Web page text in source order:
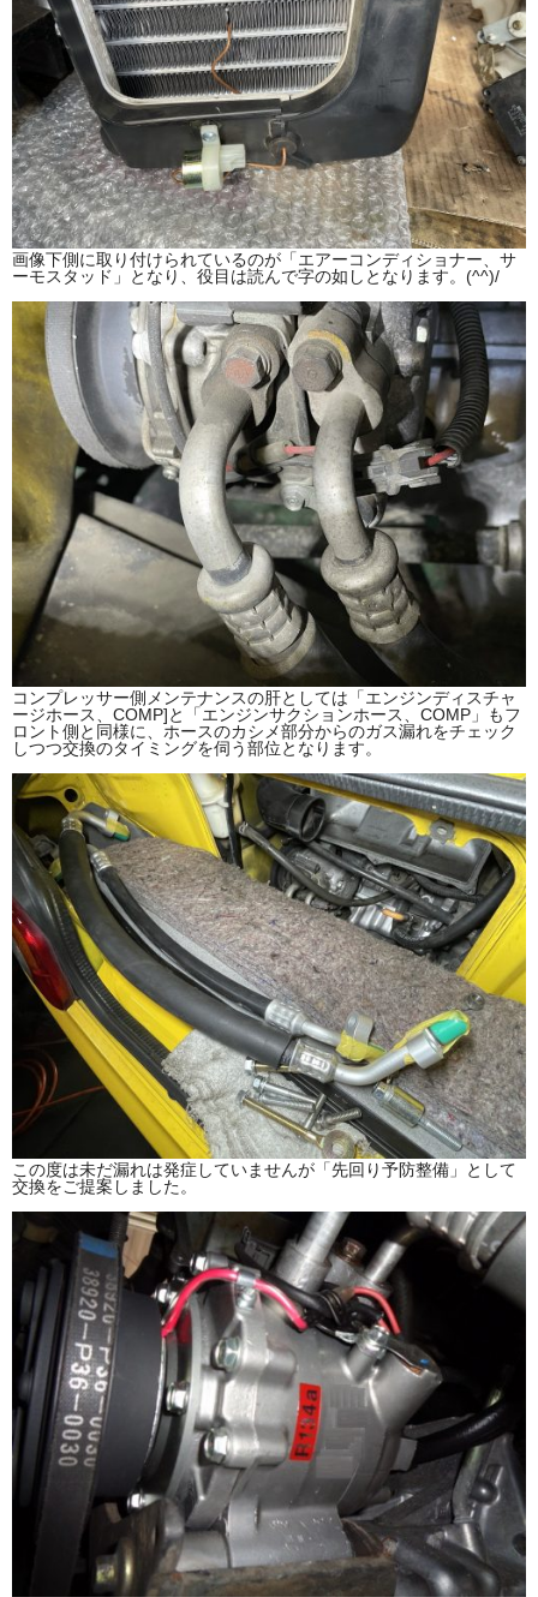
画像下側に取り付けられているのが「エアーコンディショナー、サ
ーモスタッド」となり、役目は読んで字の如しとなります。(^^)/
コンプレッサー側メンテナンスの肝としては「エンジンディスチャ
ージホース、COMP]と「エンジンサクションホース、COMP」もフ
ロント側と同様に、ホースのカシメ部分からのガス漏れをチェック
しつつ交換のタイミングを伺う部位となります。
この度は未だ漏れは発症していませんが「先回り予防整備」として
交換をご提案しました。